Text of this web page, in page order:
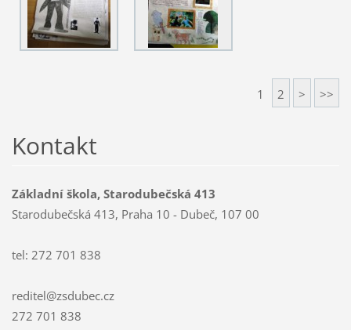
1 2 > >>
Kontakt
Základní škola, Starodubečská 413
Starodubečská 413, Praha 10 - Dubeč, 107 00
tel: 272 701 838
reditel@zsdubec.cz
272 701 838